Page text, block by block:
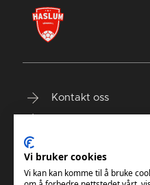
Kontakt oss
Vi bruker cookies
Vi kan kan komme til å bruke